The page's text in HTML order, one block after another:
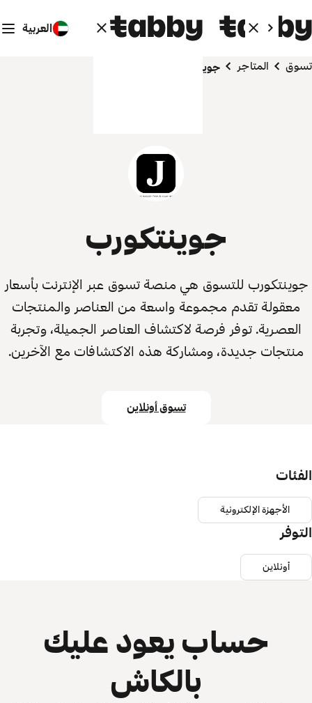
العربية
تسوق المتاجر جوينتكورب
جوينتكورب
جوينتكورب للتسوق هي منصة تسوق عبر الإنترنت بأسعار
معقولة تقدم مجموعة واسعة من العناصر والمنتجات
العصرية. توفر فرصة لاكتشاف العناصر الجميلة، وتجربة
منتجات جديدة، ومشاركة هذه الاكتشافات مع الآخرين.
تسوق أونلاين
الفئات
الأجهزة الإلكترونية
التوفر
أونلاين
حساب يعود عليك
بالكاش